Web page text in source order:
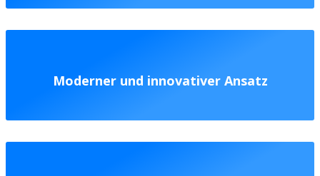
Moderner und innovativer Ansatz